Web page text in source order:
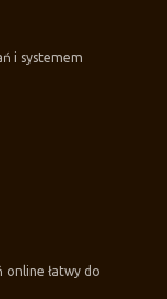
i systemem
online łatwy do